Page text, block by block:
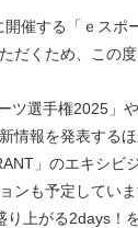
催する「ｅスポ
だくため、この
ツ選手権2025」
情報を発表するほ
」のエキシビ
ンも予定していま
り上がる2days！